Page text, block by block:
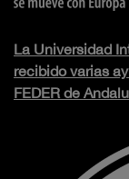
La Universidad
recibido varias
FEDER de